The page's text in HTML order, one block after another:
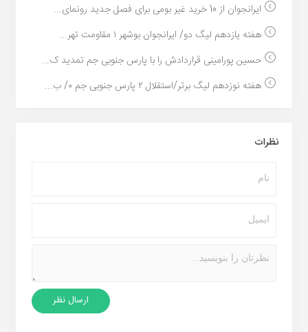
ایرانجوان از 10 خرید غیر بومی برای فصل جدید رونمای...
هفته یازدهم لیگ دو/ ایرانجوان بوشهر ۱ مقاومت تهر...
حسین پورامینی قراردادش را با پارس جنوبی جم تمدید ک...
هفته نوزدهم لیگ برتر/استقلال ۲ پارس جنوبی جم ۰/ ب...
نظرات